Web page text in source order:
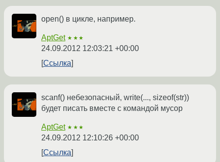
open() в цикле, например.
AptGet ★★★
24.09.2012 12:03:21 +00:00
Ссылка
scanf() небезопасный, write(..., sizeof(str))
будет писать вместе с командой мусор
AptGet ★★★
24.09.2012 12:10:26 +00:00
Ссылка